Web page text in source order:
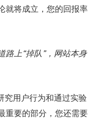
就将成立，您的回报率
路上“掉队”，网站本身
究用户行为和通过实验
重要的部分，您还需要